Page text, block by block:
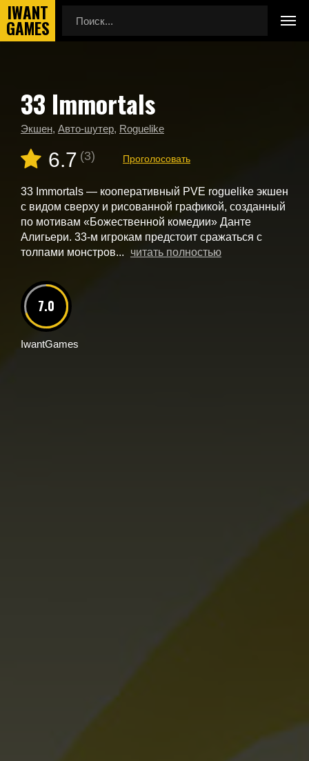
Главная
Новые игры
33 Immortals
33 Immortals
Экшен, Авто-шутер, Roguelike
6.7 (3) Проголосовать
33 Immortals — кооперативный PVE roguelike экшен
с видом сверху и рисованной графикой, созданный
по мотивам «Божественной комедии» Данте
Алигьери. 33-м игрокам предстоит сражаться с
толпами монстров...
читать полностью
7.0
IwantGames